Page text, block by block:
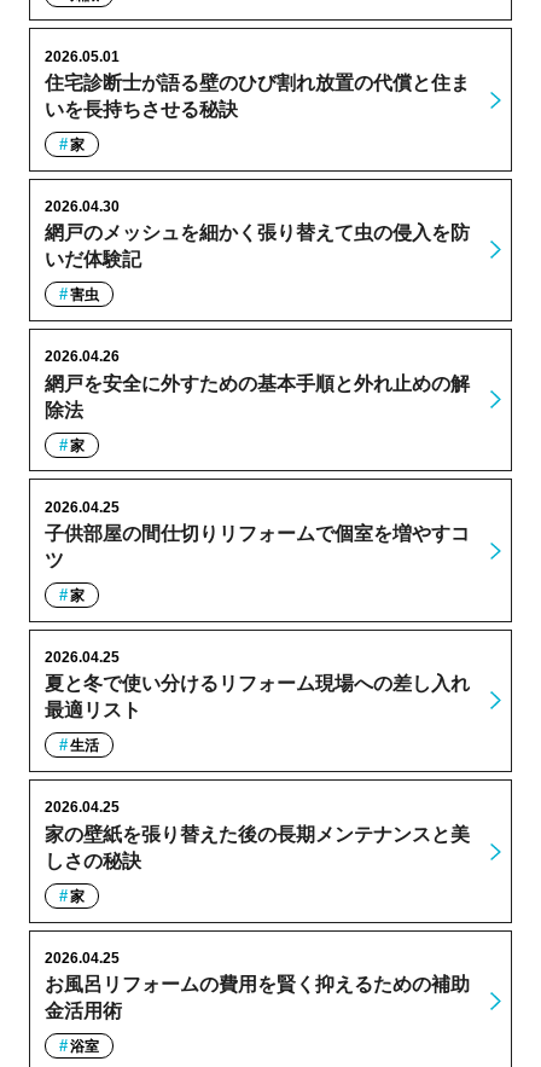
住宅診断士が語る壁のひび割れ放置の代償と住ま
いを長持ちさせる秘訣
2026.05.01
家
網戸のメッシュを細かく張り替えて虫の侵入を防
いだ体験記
2026.04.30
害虫
網戸を安全に外すための基本手順と外れ止めの解
除法
2026.04.26
家
子供部屋の間仕切りリフォームで個室を増やすコ
ツ
2026.04.25
家
夏と冬で使い分けるリフォーム現場への差し入れ
最適リスト
2026.04.25
生活
家の壁紙を張り替えた後の長期メンテナンスと美
しさの秘訣
2026.04.25
家
お風呂リフォームの費用を賢く抑えるための補助
金活用術
2026.04.25
浴室